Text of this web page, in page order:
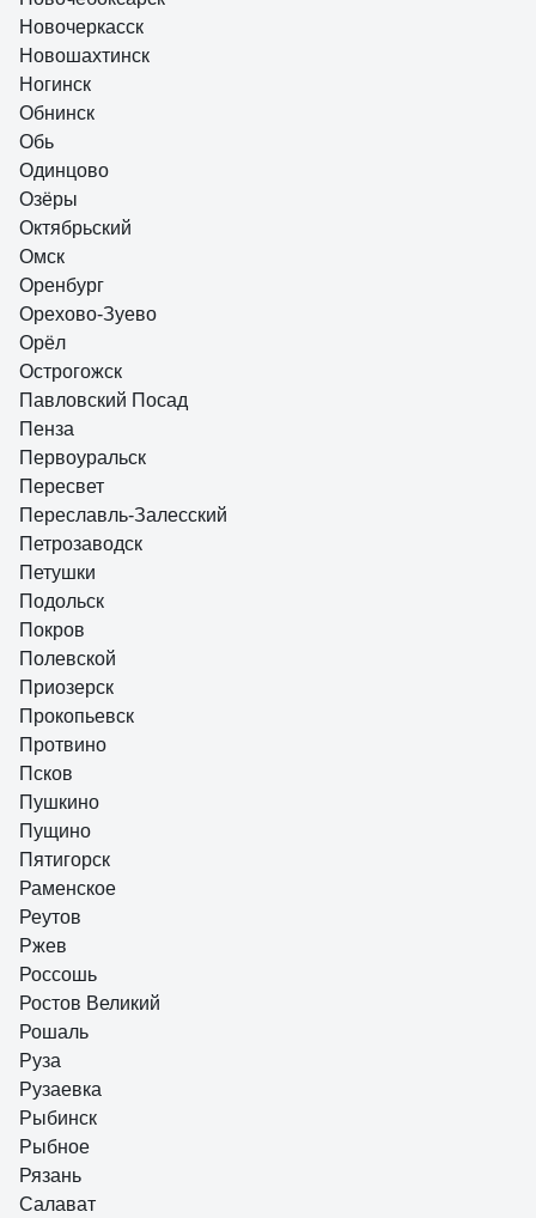
Новочеркасск
Новошахтинск
Ногинск
Обнинск
Обь
Одинцово
Озёры
Октябрьский
Омск
Оренбург
Орехово-Зуево
Орёл
Острогожск
Павловский Посад
Пенза
Первоуральск
Пересвет
Переславль-Залесский
Петрозаводск
Петушки
Подольск
Покров
Полевской
Приозерск
Прокопьевск
Протвино
Псков
Пушкино
Пущино
Пятигорск
Раменское
Реутов
Ржев
Россошь
Ростов Великий
Рошаль
Руза
Рузаевка
Рыбинск
Рыбное
Рязань
Салават